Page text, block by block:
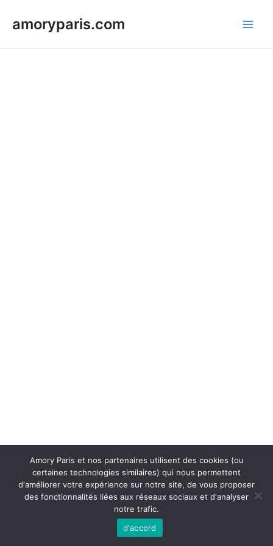
amoryparis.com
Copyright © 2026 [AMORY PARIS] | Powered by [Saher97.IQ]
Amory Paris et nos partenaires utilisent des cookies (ou
certaines technologies similaires) qui nous permettent
d'améliorer votre expérience sur notre site, de vous proposer
des fonctionnalités liées aux réseaux sociaux et d'analyser
notre trafic.
d'accord